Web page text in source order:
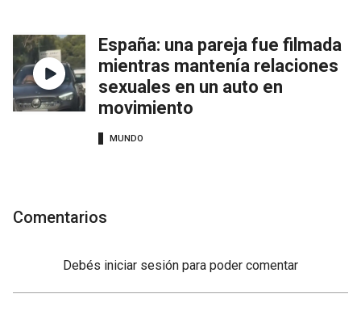
España: una pareja fue filmada
mientras mantenía relaciones
sexuales en un auto en
movimiento
MUNDO
Comentarios
Debés iniciar sesión para poder comentar